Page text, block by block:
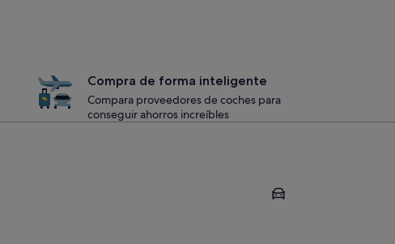
Compra de forma inteligente
Compara proveedores de coches para
conseguir ahorros increíbles
Gandía